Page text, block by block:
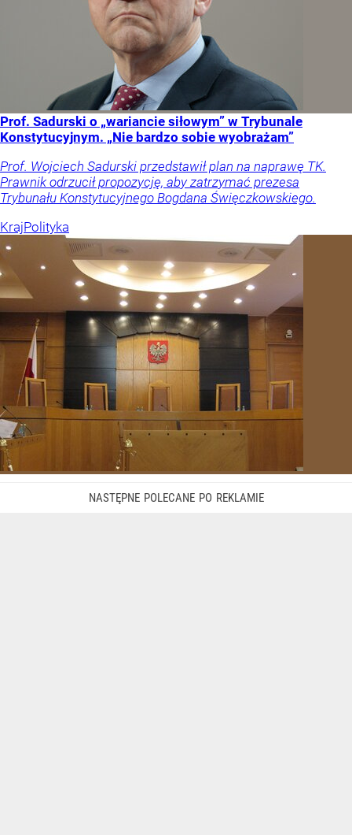
Prof. Sadurski o „wariancie siłowym” w Trybunale
Konstytucyjnym. „Nie bardzo sobie wyobrażam”
Prof. Wojciech Sadurski przedstawił plan na naprawę TK.
Prawnik odrzucił propozycję, aby zatrzymać prezesa
Trybunału Konstytucyjnego Bogdana Święczkowskiego.
KrajPolityka